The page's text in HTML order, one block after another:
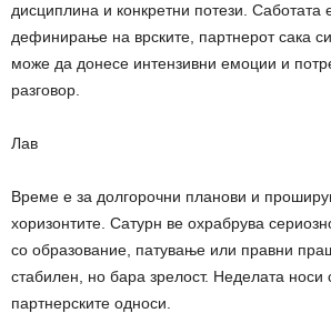
дисциплина и конкретни потези. Саботата
дефинирање на врските, партнерот сака
може да донесе интензивни емоции и
разговор.
Лав
Време е за долгорочни планови и
хоризонтите. Сатурн ве охрабрува
со образование, патување или правни
стабилен, но бара зрелост. Неделата
партнерските односи.